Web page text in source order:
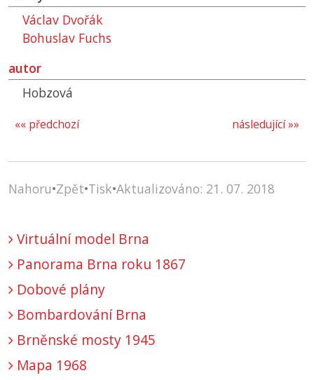
Václav Dvořák
Bohuslav Fuchs
autor
Hobzová
následující »»
«« předchozí
Nahoru•Zpět•Tisk•Aktualizováno: 21. 07. 2018
Virtuální model Brna
Panorama Brna roku 1867
Dobové plány
Bombardování Brna
Brněnské mosty 1945
Mapa 1968